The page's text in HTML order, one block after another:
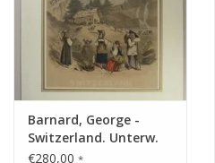
Barnard, George -
Switzerland. Unterw.
Tracht v. Bergwelt
€280,00 *